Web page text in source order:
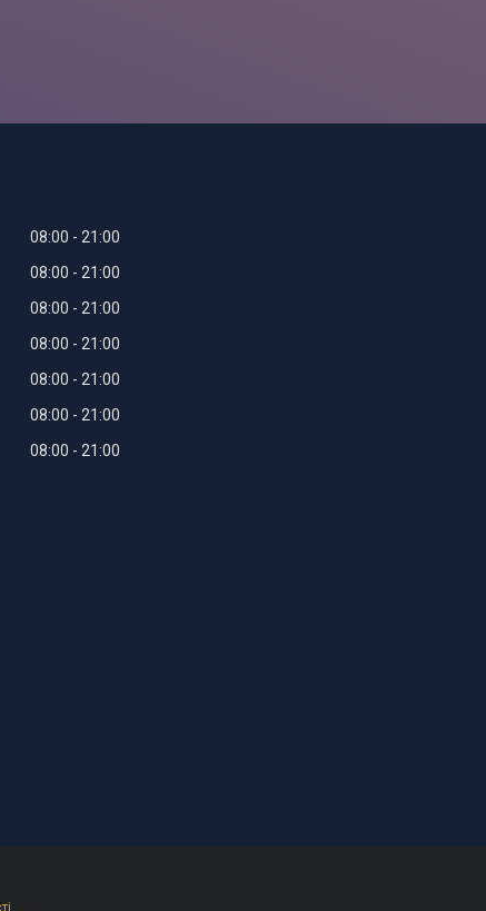
08:00
21:00
08:00
21:00
08:00
21:00
08:00
21:00
08:00
21:00
08:00
21:00
08:00 21:00